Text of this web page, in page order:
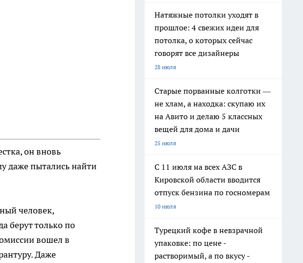
он вновь
даже пытались найти
человек,
берут только по
вошел в
Даже
Натяжные потолки уходят в
прошлое: 4 свежих идеи для
потолка, о которых сейчас
говорят все дизайнеры
28 июля
Старые порванные колготки —
не хлам, а находка: скупаю их
на Авито и делаю 5 классных
вещей для дома и дачи
25 июля
С 11 июля на всех АЗС в
Кировской области вводится
отпуск бензина по госномерам
10 июля
Турецкий кофе в невзрачной
упаковке: по цене -
растворимый, а по вкусу -